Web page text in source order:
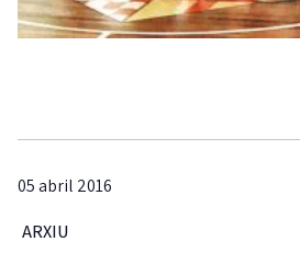
05 abril 2016
ARXIU